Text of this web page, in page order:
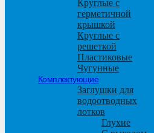
Круглые с
герметичной
крышкой
Круглые с
решеткой
Пластиковые
Чугунные
Комплектующие
Заглушки для
водоотводных
лотков
Глухие